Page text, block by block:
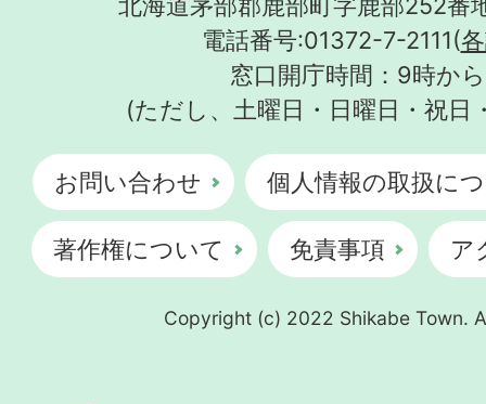
電話番号:01372-7-2111(
窓口開庁時間：9時か
(ただし、土曜日・日曜日・祝日
お問い合わせ 個人情報の取扱に
著作権について 免責事項 ア
Copyright (c) 2022 Shikabe Town.